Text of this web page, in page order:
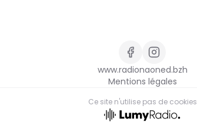
www.radionaoned.bzh
Mentions légales
Ce site n'utilise pas de cookies